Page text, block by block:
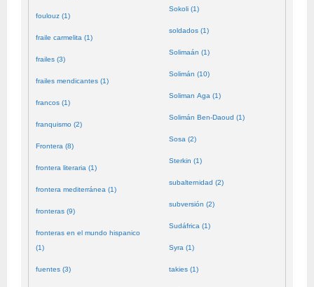
foulouz (1)
fraile carmelita (1)
frailes (3)
frailes mendicantes (1)
francos (1)
franquismo (2)
Frontera (8)
frontera literaria (1)
frontera mediterránea (1)
fronteras (9)
fronteras en el mundo hispanico
(1)
fuentes (3)
Sokoli (1)
soldados (1)
Solimaán (1)
Solimán (10)
Soliman Aga (1)
Solimán Ben-Daoud (1)
Sosa (2)
Sterkin (1)
subalternidad (2)
subversión (2)
Sudáfrica (1)
Syra (1)
takies (1)